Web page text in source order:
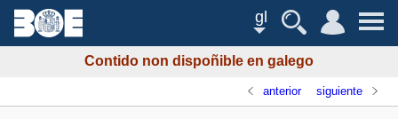
gl
Contido non dispoñible en galego
anterior siguiente